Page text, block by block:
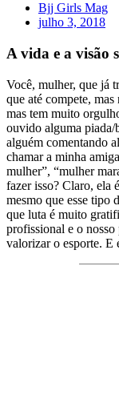
Bjj Girls Mag
julho 3, 2018
A vida e a visão
Você, mulher, que já
que até compete, mas
mas tem muito
ouvido alguma piada/
alguém comentando
chamar a minha
mulher”, “mulher
fazer isso? Claro, ela
mesmo que esse tipo
que luta é muito
profissional e o
valorizar o esporte. E